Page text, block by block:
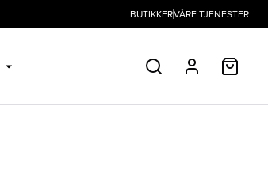
BUTIKKERVÅRE TJENESTER
SØK PROFIL